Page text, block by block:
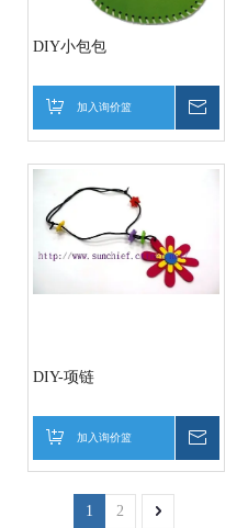
DIY小包包
加入询价篮
DIY-项链
加入询价篮
1 2